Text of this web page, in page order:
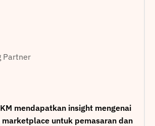
Partner
mendapatkan insight mengenai
untuk pemasaran dan